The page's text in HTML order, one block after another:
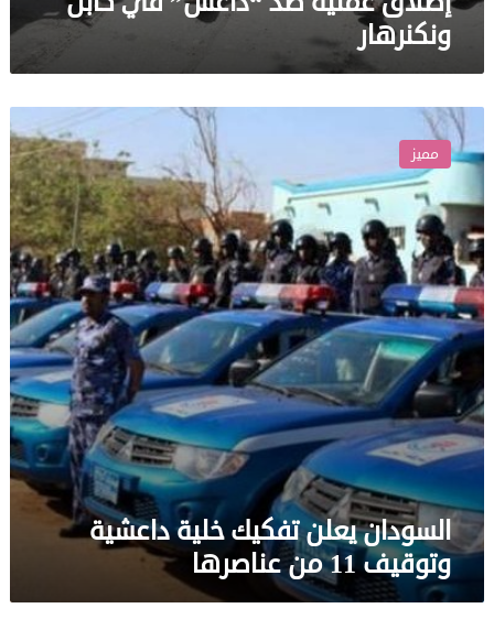
ونكنرهار
السودان
يعلن
تفكيك
داعشية
وتوقيف
11
من
عناصرها
مميز
السودان يعلن تفكيك خلية داعشية
وتوقيف 11 من عناصرها